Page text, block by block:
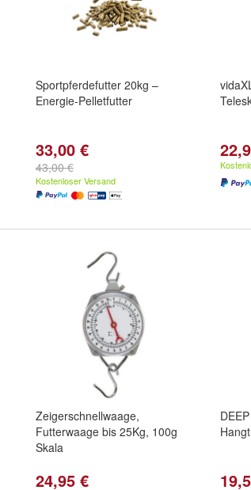
Sportpferdefutter 20kg –
Energie-Pelletfutter
33,00 €
43,00 €
Kostenloser Versand
Zeigerschnellwaage,
Futterwaage bis 25Kg, 100g
Skala
24,95 €